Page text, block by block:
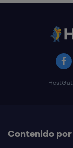
Contenido